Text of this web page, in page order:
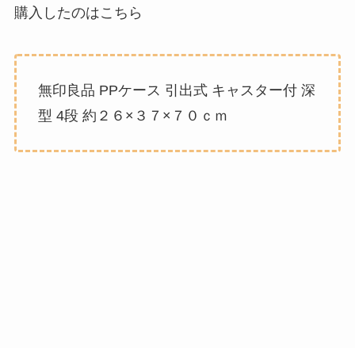
購入したのはこちら
無印良品 PPケース 引出式 キャスター付 深
型 4段 約２６×３７×７０ｃｍ